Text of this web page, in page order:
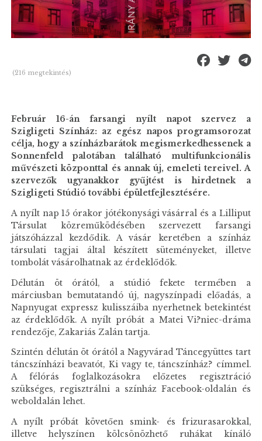
(216 megtekintés)
Február 16-án farsangi nyílt napot szervez a
Szigligeti Színház: az egész napos programsorozat
célja, hogy a színházbarátok megismerkedhessenek a
Sonnenfeld palotában található multifunkcionális
művészeti központtal és annak új, emeleti tereivel. A
szervezők ugyanakkor gyűjtést is hirdetnek a
Szigligeti Stúdió további épületfejlesztésére.
A nyílt nap 15 órakor jótékonysági vásárral és a Lilliput
Társulat közreműködésében szervezett farsangi
játszóházzal kezdődik. A vásár keretében a színház
társulati tagjai által készített süteményeket, illetve
tombolát vásárolhatnak az érdeklődők.
Délután öt órától, a stúdió fekete termében a
márciusban bemutatandó új, nagyszínpadi előadás, a
Napnyugat expressz kulisszáiba nyerhetnek betekintést
az érdeklődők. A nyílt próbát a Matei Vi?niec-dráma
rendezője, Zakariás Zalán tartja.
Szintén délután öt órától a Nagyvárad Táncegyüttes tart
táncszínházi beavatót, Ki vagy te, táncszínház? címmel.
A félórás foglalkozásokra előzetes regisztráció
szükséges, regisztrálni a színház Facebook-oldalán és
weboldalán lehet.
A nyílt próbát követően smink- és frizurasarokkal,
illetve helyszínen kölcsönözhető ruhákat kínáló